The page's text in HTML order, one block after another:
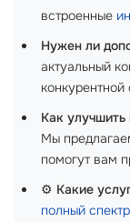
встроенные
Нужен ли
актуальный
конкурентной
Как улучшить
Мы
помогут вам
⚙️ Какие
полный